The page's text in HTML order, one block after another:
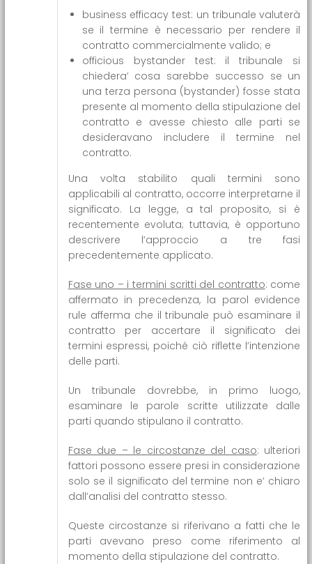
business efficacy test: un tribunale valuterà
se il termine è necessario per rendere il
contratto commercialmente valido; e
officious bystander test: il tribunale si
chiedera’ cosa sarebbe successo se un
una terza persona (bystander) fosse stata
presente al momento della stipulazione del
contratto e avesse chiesto alle parti se
desideravano includere il termine nel
contratto.
Una volta stabilito quali termini sono
applicabili al contratto, occorre interpretarne il
significato. La legge, a tal proposito, si è
recentemente evoluta; tuttavia, è opportuno
descrivere l’approccio a tre fasi
precedentemente applicato.
Fase uno – i termini scritti del contratto: come
affermato in precedenza, la parol evidence
rule afferma che il tribunale può esaminare il
contratto per accertare il significato dei
termini espressi, poiché ciò riflette l’intenzione
delle parti.
Un tribunale dovrebbe, in primo luogo,
esaminare le parole scritte utilizzate dalle
parti quando stipulano il contratto.
Fase due – le circostanze del caso: ulteriori
fattori possono essere presi in considerazione
solo se il significato del termine non e’ chiaro
dall’analisi del contratto stesso.
Queste circostanze si riferivano a fatti che le
parti avevano preso come riferimento al
momento della stipulazione del contratto.